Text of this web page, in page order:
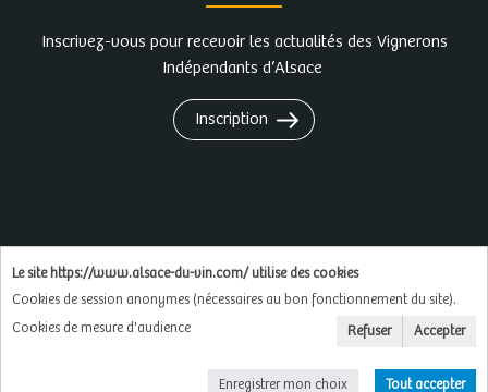
Inscrivez-vous pour recevoir les actualités des Vignerons
Indépendants d’Alsace
Inscription
L'abus d'alcool est dangereux pour la santé, à
consommer avec modération
Copyright © 2026
Le site https://www.alsace-du-vin.com/ utilise des cookies
Cookies de session anonymes (nécessaires au bon fonctionnement du site).
Cookies de mesure d'audience
Refuser Accepter
Enregistrer mon choix Tout accepter